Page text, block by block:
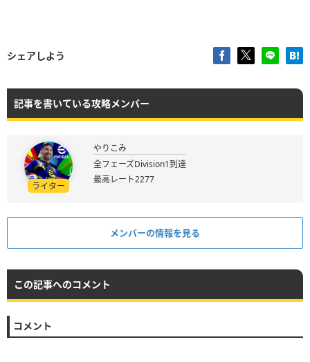
シェアしよう
記事を書いている攻略メンバー
ライター
やりこみ
全フェーズDivision1到達
最高レート2277
メンバーの情報を見る
この記事へのコメント
コメント